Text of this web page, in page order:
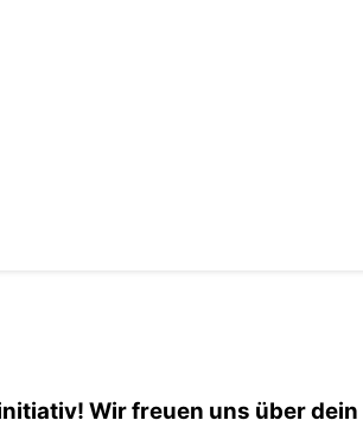
Wir freuen uns über